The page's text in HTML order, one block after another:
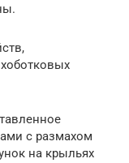
с размахом
на крыльях